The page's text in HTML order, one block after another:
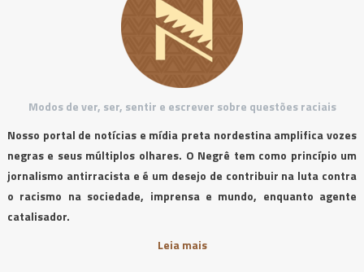
Modos de ver, ser, sentir e escrever sobre questões raciais
Nosso portal de notícias e mídia preta nordestina amplifica vozes
negras e seus múltiplos olhares. O Negrê tem como princípio um
jornalismo antirracista e é um desejo de contribuir na luta contra
o racismo na sociedade, imprensa e mundo, enquanto agente
catalisador.
Leia mais